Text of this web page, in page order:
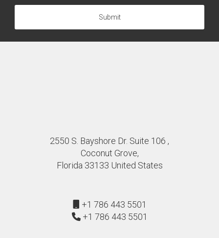
Submit
2550 S. Bayshore Dr. Suite 106 ,
Coconut Grove,
Florida 33133 United States
+1 786 443 5501
+1 786 443 5501